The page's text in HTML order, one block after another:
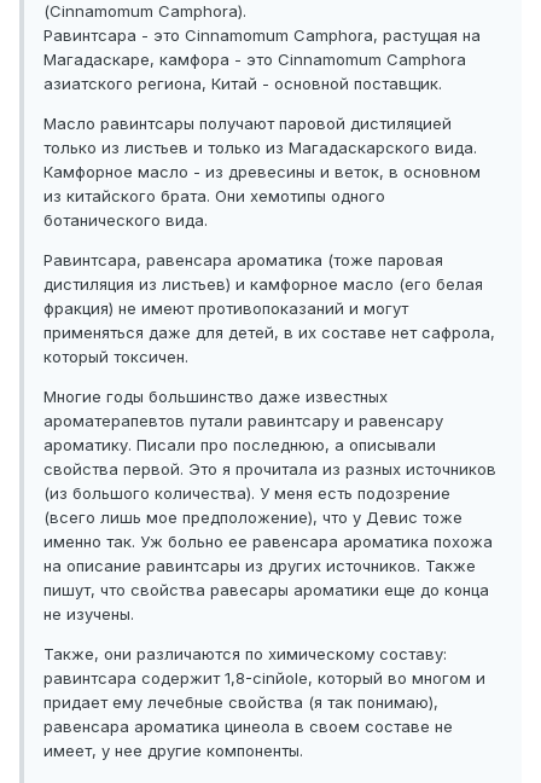
(Cinnamomum Camphora).
Равинтсара - это Cinnamomum Camphora, растущая на
Магадаскаре, камфора - это Cinnamomum Camphora
азиатского региона, Китай - основной поставщик.
Масло равинтсары получают паровой дистиляцией
только из листьев и только из Магадаскарского вида.
Камфорное масло - из древесины и веток, в основном
из китайского брата. Они хемотипы одного
ботанического вида.
Равинтсара, равенсара ароматика (тоже паровая
дистиляция из листьев) и камфорное масло (его белая
фракция) не имеют противопоказаний и могут
применяться даже для детей, в их составе нет сафрола,
который токсичен.
Многие годы большинство даже известных
ароматерапевтов путали равинтсару и равенсару
ароматику. Писали про последнюю, а описывали
свойства первой. Это я прочитала из разных источников
(из большого количества). У меня есть подозрение
(всего лишь мое предположение), что у Девис тоже
именно так. Уж больно ее равенсара ароматика похожа
на описание равинтсары из других источников. Также
пишут, что свойства равесары ароматики еще до конца
не изучены.
Также, они различаются по химическому составу:
равинтсара содержит 1,8-cinйole, который во многом и
придает ему лечебные свойства (я так понимаю),
равенсара ароматика цинеола в своем составе не
имеет, у нее другие компоненты.